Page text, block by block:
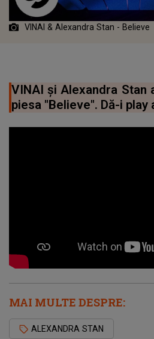
VINAI & Alexandra Stan - Believe
VINAI și Alexandra Stan
piesa "Believe". Dă-i play
MAI MULTE DESPRE:
ALEXANDRA STAN